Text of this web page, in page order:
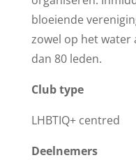
bloeiende
zowel op het water
dan 80 leden.
Club type
LHBTIQ+ centred
Deelnemers